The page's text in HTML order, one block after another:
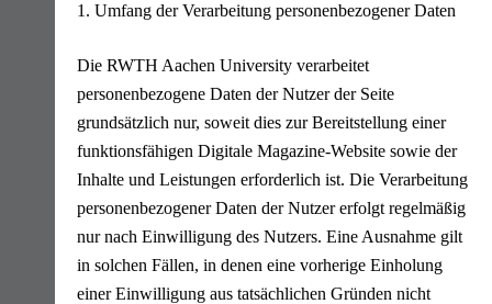
1. Umfang der Verarbeitung personenbezogener Daten
Die RWTH Aachen University verarbeitet
personenbezogene Daten der Nutzer der Seite
grundsätzlich nur, soweit dies zur Bereitstellung einer
funktionsfähigen Digitale Magazine-Website sowie der
Inhalte und Leistungen erforderlich ist. Die Verarbeitung
personenbezogener Daten der Nutzer erfolgt regelmäßig
nur nach Einwilligung des Nutzers. Eine Ausnahme gilt
in solchen Fällen, in denen eine vorherige Einholung
einer Einwilligung aus tatsächlichen Gründen nicht